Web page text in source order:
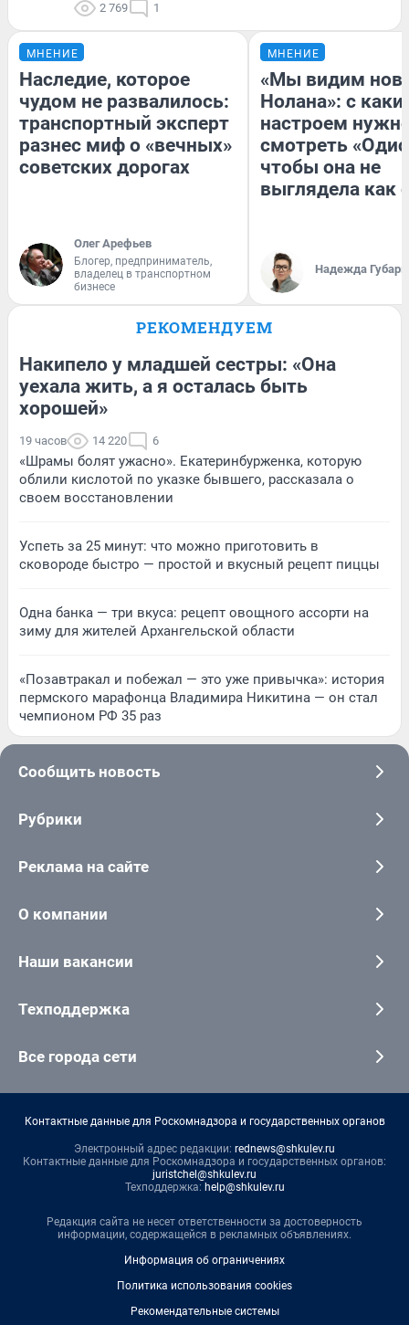
2 769 1
МНЕНИЕ
Наследие, которое
чудом не развалилось:
транспортный эксперт
разнес миф о «вечных»
советских дорогах
Олег Арефьев
Блогер, предприниматель,
владелец в транспортном
бизнесе
МНЕНИЕ
«Мы видим
Нолана»: с
настроем
смотреть
чтобы она не
выглядела как
Надежда Губарь
РЕКОМЕНДУЕМ
Накипело у младшей сестры: «Она
уехала жить, а я осталась быть
хорошей»
19 часов 14 220 6
«Шрамы болят ужасно». Екатеринбурженка, которую
облили кислотой по указке бывшего, рассказала о
своем восстановлении
Успеть за 25 минут: что можно приготовить в
сковороде быстро — простой и вкусный рецепт пиццы
Одна банка — три вкуса: рецепт овощного ассорти на
зиму для жителей Архангельской области
«Позавтракал и побежал — это уже привычка»: история
пермского марафонца Владимира Никитина — он стал
чемпионом РФ 35 раз
Сообщить новость
Рубрики
Реклама на сайте
О компании
Наши вакансии
Техподдержка
Все города сети
Контактные данные для Роскомнадзора и государственных органов
Электронный адрес редакции: rednews@shkulev.ru
Контактные данные для Роскомнадзора и государственных органов:
juristchel@shkulev.ru
Техподдержка: help@shkulev.ru
Редакция сайта не несет ответственности за достоверность
информации, содержащейся в рекламных объявлениях.
Информация об ограничениях
Политика использования cookies
Рекомендательные системы